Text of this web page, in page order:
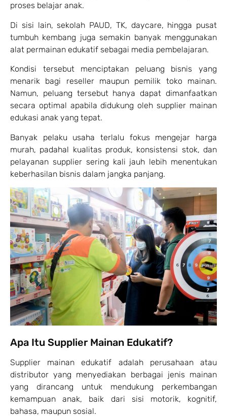
proses belajar anak.
Di sisi lain, sekolah PAUD, TK, daycare, hingga pusat
tumbuh kembang juga semakin banyak menggunakan
alat permainan edukatif sebagai media pembelajaran.
Kondisi tersebut menciptakan peluang bisnis yang
menarik bagi reseller maupun pemilik toko mainan.
Namun, peluang tersebut hanya dapat dimanfaatkan
secara optimal apabila didukung oleh supplier mainan
edukasi anak yang tepat.
Banyak pelaku usaha terlalu fokus mengejar harga
murah, padahal kualitas produk, konsistensi stok, dan
pelayanan supplier sering kali jauh lebih menentukan
keberhasilan bisnis dalam jangka panjang.
Apa Itu Supplier Mainan Edukatif?
Supplier mainan edukatif adalah perusahaan atau
distributor yang menyediakan berbagai jenis mainan
yang dirancang untuk mendukung perkembangan
kemampuan anak, baik dari sisi motorik, kognitif,
bahasa, maupun sosial.